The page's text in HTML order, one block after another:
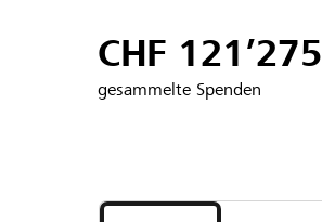
CHF 121’275
gesammelte Spenden
Projekte